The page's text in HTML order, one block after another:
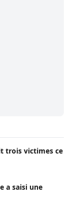
trois victimes ce
a saisi une